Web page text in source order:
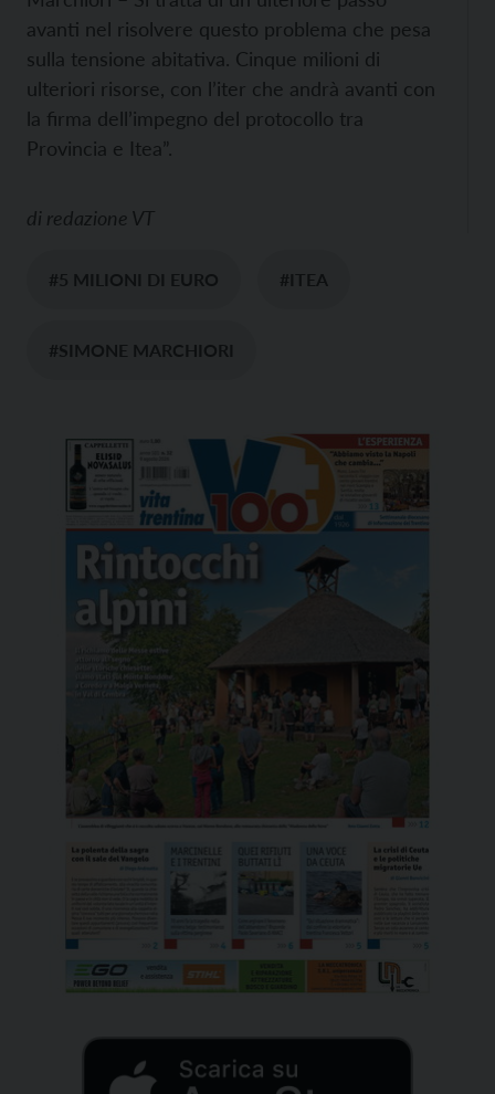
avanti nel risolvere questo problema che pesa
sulla tensione abitativa. Cinque milioni di
ulteriori risorse, con l’iter che andrà avanti con
la firma dell’impegno del protocollo tra
Provincia e Itea”.
di redazione VT
#5 MILIONI DI EURO #ITEA
#SIMONE MARCHIORI